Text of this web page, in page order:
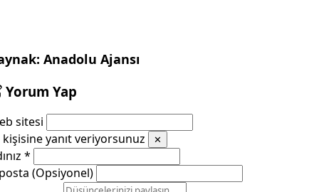
Anadolu Ajansı
Yorum Yap
sitesi
kişisine yanıt veriyorsunuz
✕
*
(Opsiyonel)